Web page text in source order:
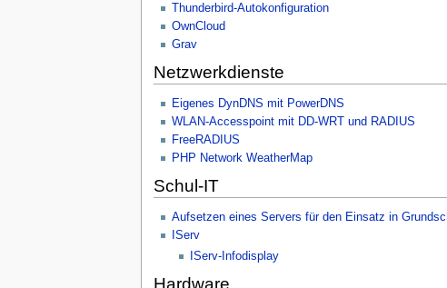
Thunderbird-Autokonfiguration
OwnCloud
Grav
Netzwerkdienste
Eigenes DynDNS mit PowerDNS
WLAN-Accesspoint mit DD-WRT und RADIUS
FreeRADIUS
PHP Network WeatherMap
Schul-IT
Aufsetzen eines Servers für den Einsatz in
IServ
IServ-Infodisplay
Hardware